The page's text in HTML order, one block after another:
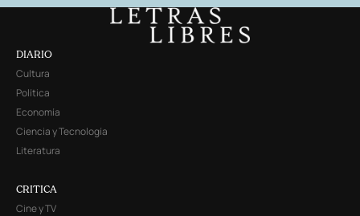
DIARIO
Cultura
Política
Economía
Ciencia y Tecnología
Literatura
CRITICA
Cine y TV